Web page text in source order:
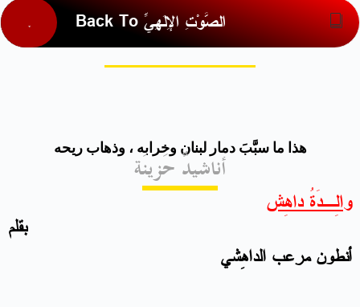
Back To الصَّوْتِ الإِلَهِيِّ
هذا ما سبَّبَ دمار لبنان وخرابه ، وذهاب ريحه
أناشيدٌ حَزينَة
والِـدَةُ داهِش
بقلم
أنطون مرعب الداهِشي